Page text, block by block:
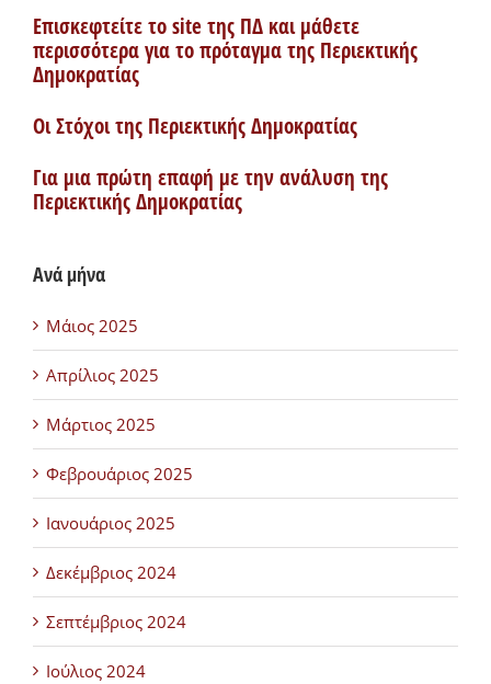
Επισκεφτείτε το site της ΠΔ και μάθετε
περισσότερα για το πρόταγμα της Περιεκτικής
Δημοκρατίας
Οι Στόχοι της Περιεκτικής Δημοκρατίας
Για μια πρώτη επαφή με την ανάλυση της
Περιεκτικής Δημοκρατίας
Ανά μήνα
Μάιος 2025
Απρίλιος 2025
Μάρτιος 2025
Φεβρουάριος 2025
Ιανουάριος 2025
Δεκέμβριος 2024
Σεπτέμβριος 2024
Ιούλιος 2024